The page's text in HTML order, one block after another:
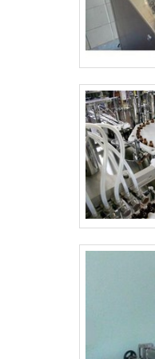
é uma
de forma
idoneidade
a melhor
clientes. .